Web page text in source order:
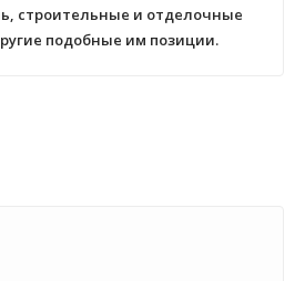
строительные и отделочные
подобные им позиции.